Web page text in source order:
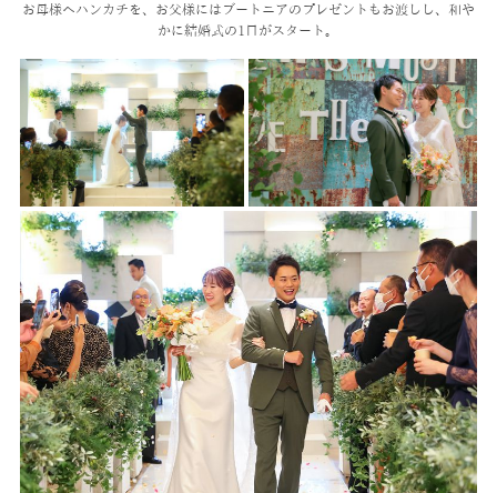
お母様へハンカチを、お父様にはブートニアのプレゼントもお渡しし、 和や
かに結婚式の1日がスタート。